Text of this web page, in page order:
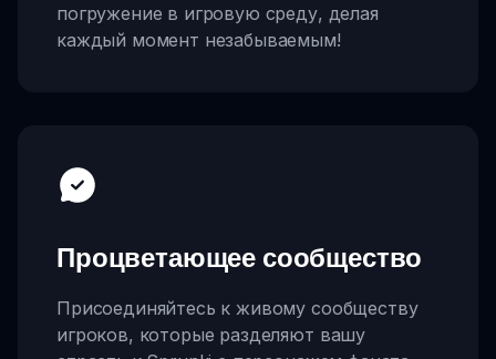
погружение в игровую среду, делая
каждый момент незабываемым!
Процветающее сообщество
Присоединяйтесь к живому сообществу
игроков, которые разделяют вашу